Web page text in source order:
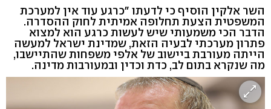
השר אלקין הוסיף כי לדעתו "כרגע עוד אין למערכת
המשפטית הצעת תחלופה אמיתית לחוק ההסדרה.
הדבר הכי משמעותי שיש לעשות כרגע הוא למצוא
פתרון מערכתי לבעיה הזאת, שמדינת ישראל למעשה
הייתה מעורבת ביישוב של אלפי משפחות שהתיישבו,
מה שנקרא בתום לב, כדת וכדין ובמעורבות מדינה.